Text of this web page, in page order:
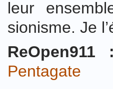
leur
sionisme. Je
ReOpen911 :
Pentagate